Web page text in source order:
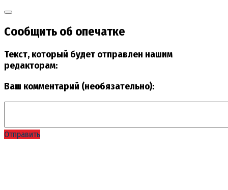
Сообщить об опечатке
Текст, который будет отправлен нашим
редакторам:
Ваш комментарий (необязательно):
Отправить